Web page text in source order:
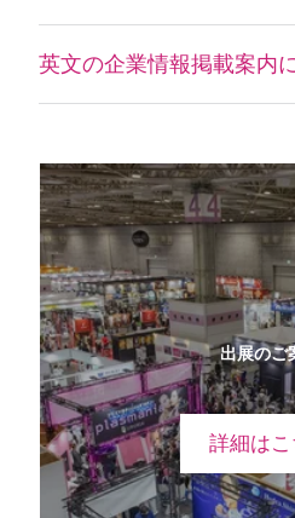
英文の企業情報掲載案内
出展のご
詳細はこ